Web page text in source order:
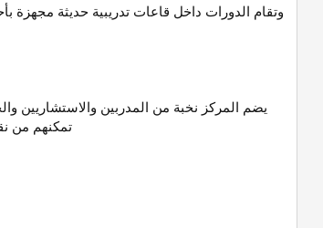
وتقام الدورات داخل قاعات تدريبية حديثة مجهزة
يضم المركز نخبة من المدربين والاستشاريين
تمكنهم من